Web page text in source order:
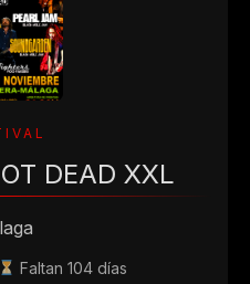
DEAD XXL
Faltan 104 días